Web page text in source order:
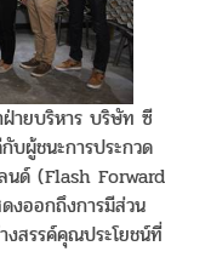
ฝ่ายบริหาร บริษัท ซี
บผู้ชนะการประกวด
นด์ (Flash Forward
งออกถึงการมีส่วน
งสรรค์คุณประโยชน์ที่